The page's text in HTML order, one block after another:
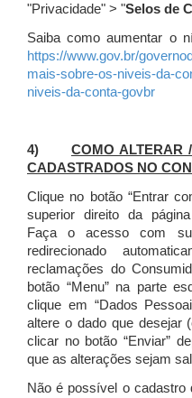
"Privacidade" > "Selos de
Saiba como aumentar o
https://www.gov.br/
mais-sobre-os-niveis-da-
niveis-da-conta-govbr
4) COMO ALTERAR
CADASTRADOS NO
Clique no botão “Entrar
superior direito da
Faça o acesso com
redirecionado
reclamações do
botão “Menu” na parte
clique em “Dados
altere o dado que desejar
clicar no botão “Enviar”
que as alterações sejam
Não é possível o